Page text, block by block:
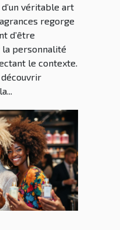
véritable art
regorge
d’être
personnalité
le contexte.